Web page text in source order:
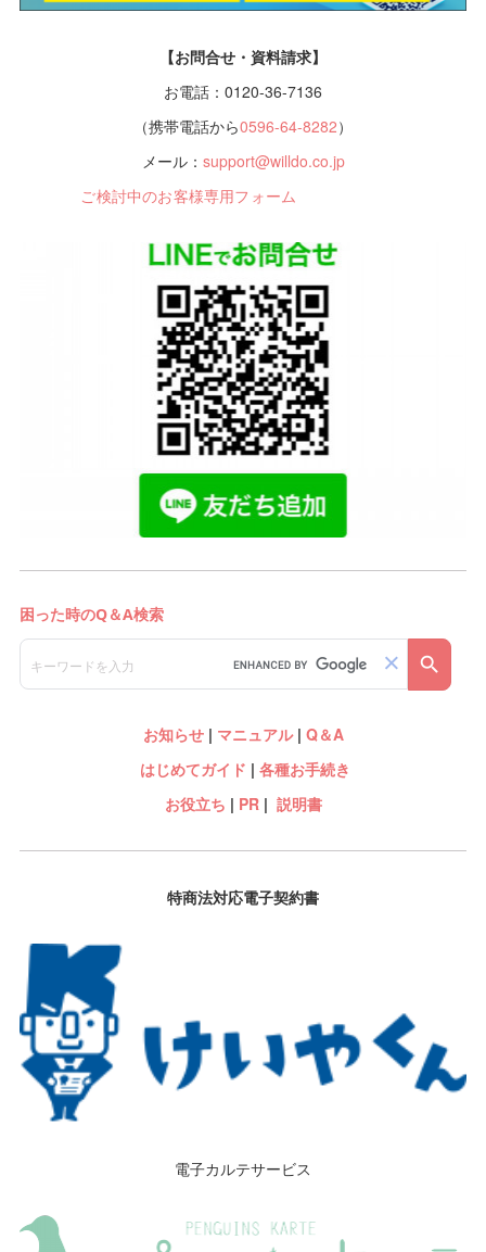
【お問合せ・資料請求】
お電話：0120-36-7136
（携帯電話から0596-64-8282）
メール： support@willdo.co.jp
ご検討中のお客様専用フォーム
お知らせ| マニュアル| Q＆A
はじめてガイド | 各種お手続き
お役立ち | PR| 説明書
特商法対応電子契約書
電子カルテサービス